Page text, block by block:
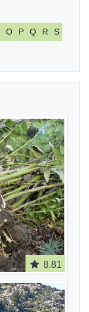
O P Q R
S
8.81